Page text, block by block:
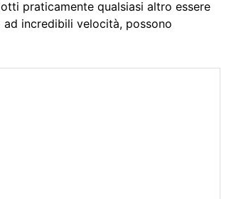
praticamente qualsiasi altro essere
incredibili velocità, possono